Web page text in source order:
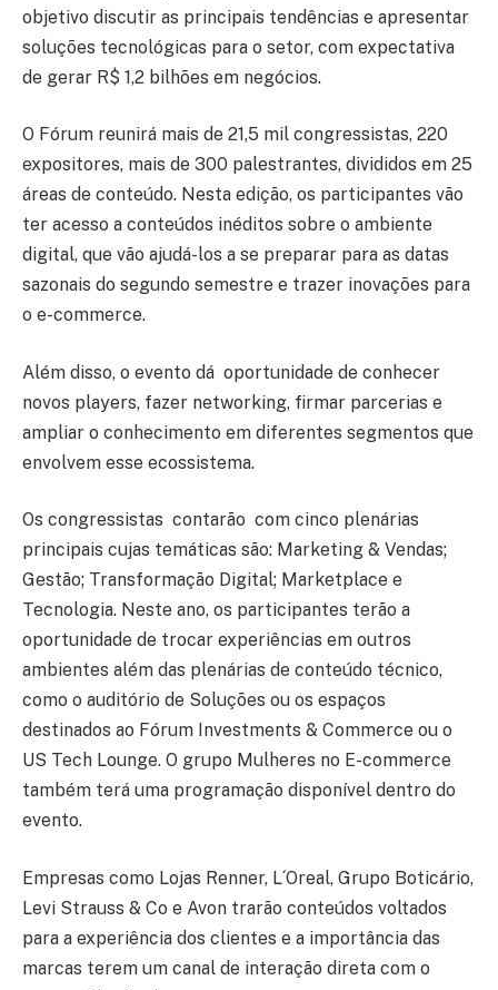
objetivo discutir as principais tendências e apresentar
soluções tecnológicas para o setor, com expectativa
de gerar R$ 1,2 bilhões em negócios.
O Fórum reunirá mais de 21,5 mil congressistas, 220
expositores, mais de 300 palestrantes, divididos em 25
áreas de conteúdo. Nesta edição, os participantes vão
ter acesso a conteúdos inéditos sobre o ambiente
digital, que vão ajudá-los a se preparar para as datas
sazonais do segundo semestre e trazer inovações para
o e-commerce.
Além disso, o evento dá oportunidade de conhecer
novos players, fazer networking, firmar parcerias e
ampliar o conhecimento em diferentes segmentos que
envolvem esse ecossistema.
Os congressistas contarão com cinco plenárias
principais cujas temáticas são: Marketing & Vendas;
Gestão; Transformação Digital; Marketplace e
Tecnologia. Neste ano, os participantes terão a
oportunidade de trocar experiências em outros
ambientes além das plenárias de conteúdo técnico,
como o auditório de Soluções ou os espaços
destinados ao Fórum Investments & Commerce ou o
US Tech Lounge. O grupo Mulheres no E-commerce
também terá uma programação disponível dentro do
evento.
Empresas como Lojas Renner, L´Oreal, Grupo Boticário,
Levi Strauss & Co e Avon trarão conteúdos voltados
para a experiência dos clientes e a importância das
marcas terem um canal de interação direta com o